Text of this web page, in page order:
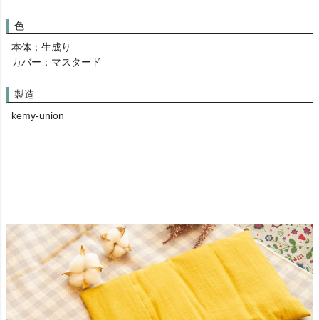
色
本体：生成り
カバー：マスタード
製造
kemy-union